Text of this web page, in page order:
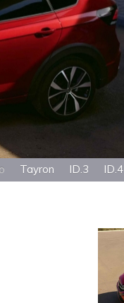
Tayron ID.3 ID.4